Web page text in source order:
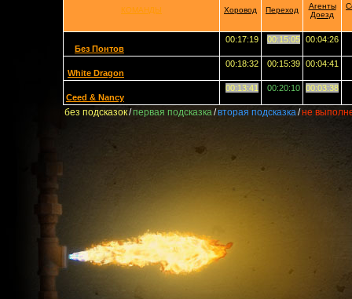
КОМАНДЫ Хоровод Переход
Агенты
Доезд
Без Понтов
00:17:19 00:15:05 00:04:26
White Dragon
00:18:32 00:15:39 00:04:41
Ceed & Nancy
00:13:41 00:20:10 00:03:38
без подсказок/первая подсказка/вторая подсказка/не